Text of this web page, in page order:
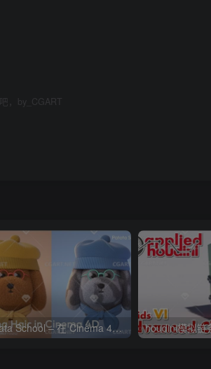
，by_CGART
Patata School – 在 Cinema 4D 中创建毛发教程 houdini模拟链